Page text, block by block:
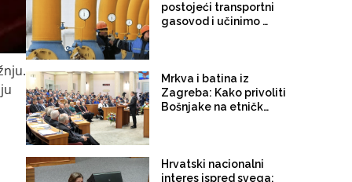
postojeći transportni
gasovod i učinimo ga
Mrkva i batina iz
Zagreba: Kako privoliti
Bošnjake na etničko
Hrvatski nacionalni
interes ispred svega: